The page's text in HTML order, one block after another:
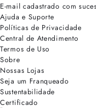
E-mail cadastrado com
Ajuda e Suporte
Políticas de Privacidade
Central de Atendimento
Termos de Uso
Sobre
Nossas Lojas
Seja um Franqueado
Sustentabilidade
Certificado